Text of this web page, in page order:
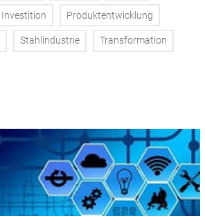
Investition Produktentwicklung
Stahlindustrie Transformation